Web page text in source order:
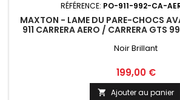
RÉFÉRENCE: PO-911-992-CA-
MAXTON - LAME DU PARE-CHOCS
911 CARRERA AERO / CARRERA GTS
Noir Brillant
Prix
199,00 €
 Ajouter au panier